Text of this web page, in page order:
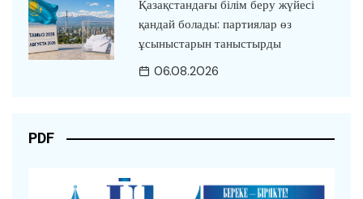
Қазақстандағы білім беру жүйесі
қандай болады: партиялар өз
ұсыныстарын таныстырды
06.08.2026
PDF